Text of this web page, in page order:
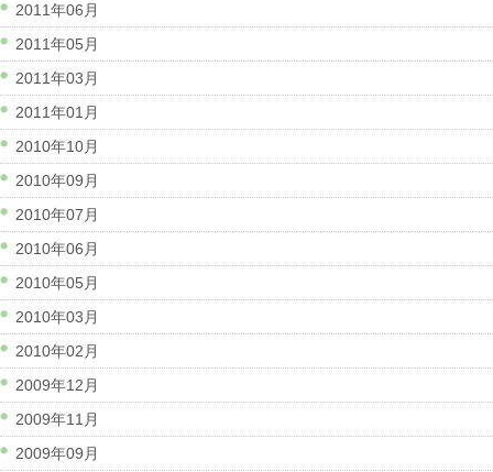
2011年06月
2011年05月
2011年03月
2011年01月
2010年10月
2010年09月
2010年07月
2010年06月
2010年05月
2010年03月
2010年02月
2009年12月
2009年11月
2009年09月